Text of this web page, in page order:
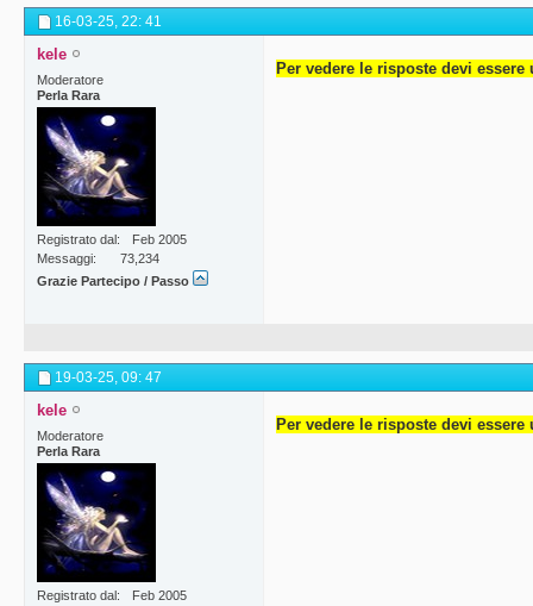
16-03-25, 22: 41
kele
Moderatore
Perla Rara
Registrato dal
Feb 2005
Messaggi
73,234
Grazie Partecipo / Passo
Per vedere le risposte devi essere
19-03-25, 09: 47
kele
Moderatore
Perla Rara
Registrato dal
Feb 2005
Per vedere le risposte devi